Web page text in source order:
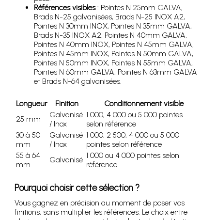
Références visibles: Pointes N 25mm GALVA,
Brads N-25 galvanisées, Brads N-25 INOX A2,
Pointes N 30mm INOX, Pointes N 35mm GALVA,
Brads N-35 INOX A2, Pointes N 40mm GALVA,
Pointes N 40mm INOX, Pointes N 45mm GALVA,
Pointes N 45mm INOX, Pointes N 50mm GALVA,
Pointes N 50mm INOX, Pointes N 55mm GALVA,
Pointes N 60mm GALVA, Pointes N 63mm GALVA
et Brads N-64 galvanisées.
Longueur Finition
Conditionnement visible
25 mm
Galvanisé
/ Inox
1 000, 4 000 ou 5 000 pointes
selon référence
30 à 50
mm
Galvanisé
/ Inox
1 000, 2 500, 4 000 ou 5 000
pointes selon référence
55 à 64
mm
Galvanisé 1 000 ou 4 000 pointes selon
référence
Pourquoi choisir cette sélection ?
Vous gagnez en précision au moment de poser vos
finitions, sans multiplier les références. Le choix entre